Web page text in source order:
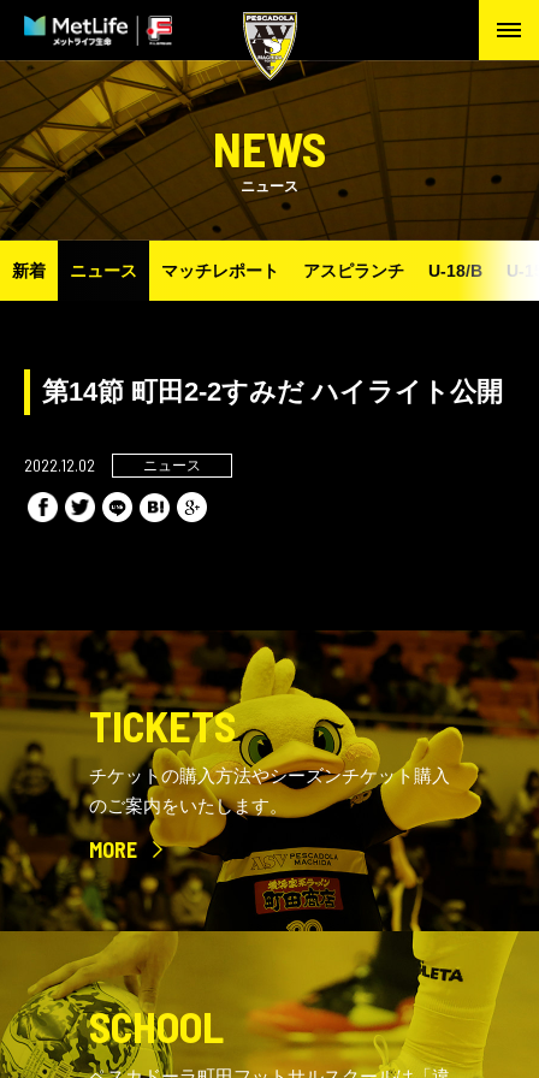
NEWS
ニュース
新着 ニュース マッチレポート アスピランチ U-18/B U-
第14節 町田2-2すみだ ハイライト公開
2022.12.02 ニュース
TICKETS
チケットの購入方法やシーズンチケット購入
のご案内をいたします。
MORE
SCHOOL